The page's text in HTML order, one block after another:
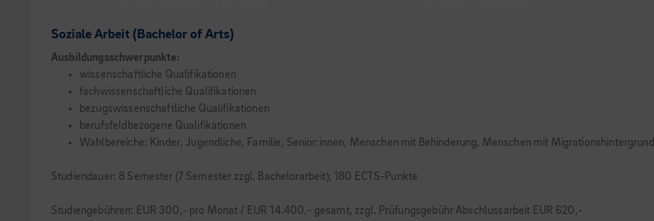
Soziale Arbeit (Bachelor of Arts)
Ausbildungsschwerpunkte:
wissenschaftliche Qualifikationen
fachwissenschaftliche Qualifikationen
bezugswissenschaftliche Qualifikationen
berufsfeldbezogene Qualifikationen
Wahlbereiche: Kinder, Jugendliche, Familie, Senior:innen, Menschen mit Behinderung, Menschen mit Migrationshintergrund
Studiendauer: 8 Semester (7 Semester zzgl. Bachelorarbeit), 180 ECTS-Punkte
Studiengebühren: EUR 300,- pro Monat / EUR 14.400,- gesamt, zzgl. Prüfungsgebühr Abschlussarbeit EUR 620,-